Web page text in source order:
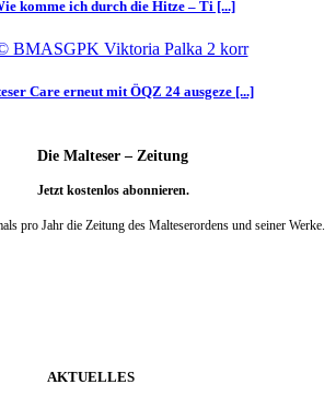
komme ich durch die Hitze – Ti [...]
Care erneut mit ÖQZ 24 ausgeze [...]
Die Malteser – Zeitung
Jetzt kostenlos abonnieren.
pro Jahr die Zeitung des Malteserordens und seiner Werke.
AKTUELLES